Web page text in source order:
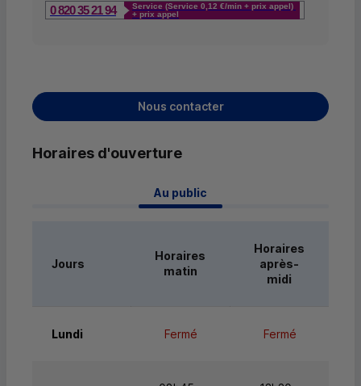
0 820 35 21 94
Service (Service 0,12 €/min + prix appel)
+ prix appel
Nous contacter
Horaires d'ouverture
Au public
Jours
Horaires
matin
Horaires
après-
midi
Lundi Fermé Fermé